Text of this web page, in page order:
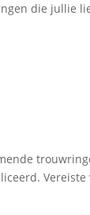
die jullie